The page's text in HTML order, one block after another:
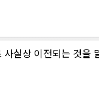
실상 이전되는 것을